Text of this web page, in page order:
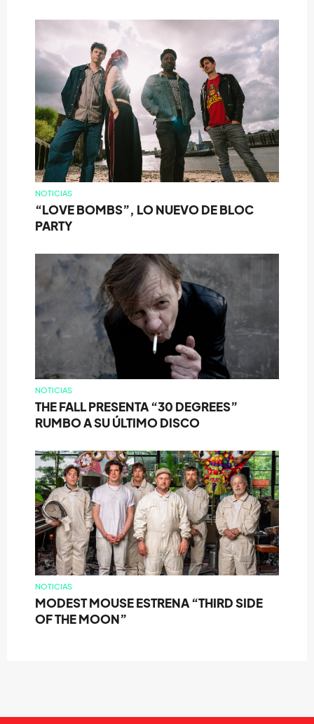
NOTICIAS
“LOVE BOMBS”, LO NUEVO DE BLOC
PARTY
NOTICIAS
THE FALL PRESENTA “30 DEGREES”
RUMBO A SU ÚLTIMO DISCO
NOTICIAS
MODEST MOUSE ESTRENA “THIRD SIDE
OF THE MOON”